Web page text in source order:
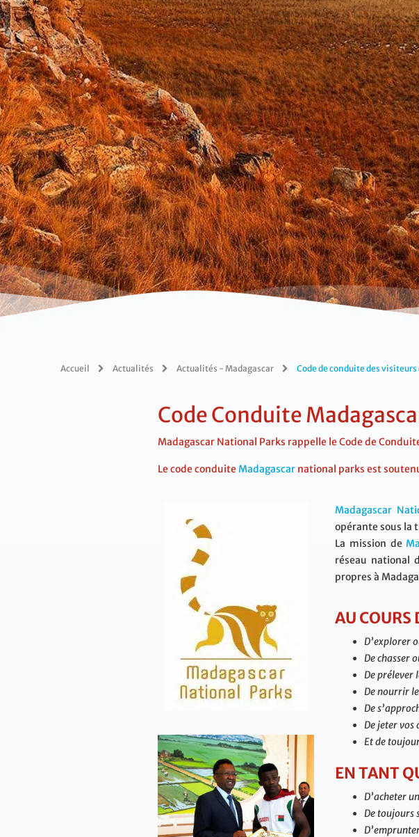
Accueil Actualités Actualités - Madagascar Code de conduite des
Code Conduite
Madagascar National Parks rappelle le Code de
Le code conduite Madagascar national parks est
Madagascar
opérante sous la
La mission de
réseau national
propres à
AU COURS
D’explorer
De chasser
De prélever
De nourrir
De
De jeter vos
Et de
EN TANT
D’acheter
De toujours